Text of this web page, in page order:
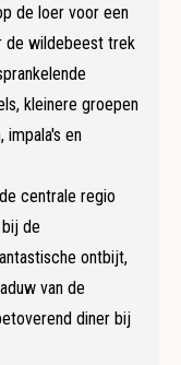
de loer voor een
de wildebeest trek
kleinere groepen
impala's en
centrale regio
de
ontbijt,
van de
diner bij